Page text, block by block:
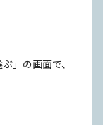
」の画面で、